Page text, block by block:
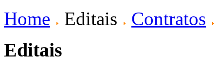
Home
Editais Contratos
Editais